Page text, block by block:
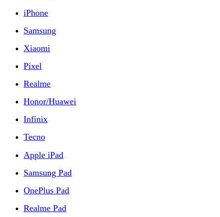
iPhone
Samsung
Xiaomi
Pixel
Realme
Honor/Huawei
Infinix
Tecno
Apple iPad
Samsung Pad
OnePlus Pad
Realme Pad